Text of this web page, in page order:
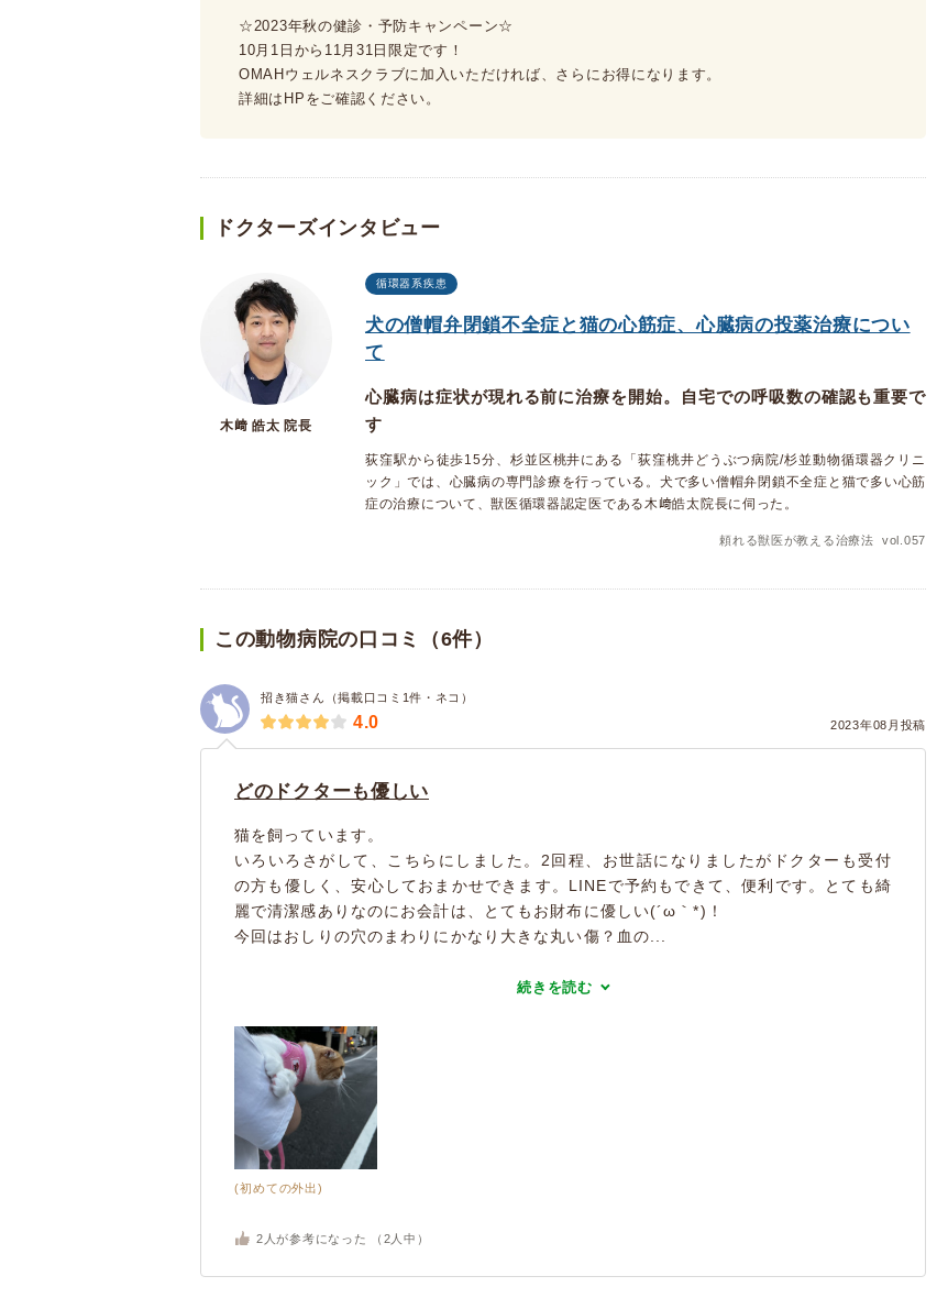
☆2023年秋の健診・予防キャンペーン☆
10月1日から11月31日限定です！
OMAHウェルネスクラブに加入いただければ、さらにお得になります。
詳細はHPをご確認ください。
ドクターズインタビュー
木﨑 皓太 院長
循環器系疾患
犬の僧帽弁閉鎖不全症と猫の心筋症、心臓病の投薬治療につい
て
心臓病は症状が現れる前に治療を開始。自宅での呼吸数の確認も重要で
す
荻窪駅から徒歩15分、杉並区桃井にある「荻窪桃井どうぶつ病院/杉並動物循環器クリニ
ック」では、心臓病の専門診療を行っている。犬で多い僧帽弁閉鎖不全症と猫で多い心筋
症の治療について、獣医循環器認定医である木﨑皓太院長に伺った。
頼れる獣医が教える治療法 vol.057
この動物病院の口コミ（6件）
招き猫さん（掲載口コミ1件・ネコ）
2023年08月投稿
4.0
どのドクターも優しい
猫を飼っています。
いろいろさがして、こちらにしました。2回程、お世話になりましたがドクターも受付
の方も優しく、安心しておまかせできます。LINEで予約もできて、便利です。とても綺
麗で清潔感ありなのにお会計は、とてもお財布に優しい(´ω｀*)！
今回はおしりの穴のまわりにかなり大きな丸い傷？血の...
続きを読む
(初めての外出)
2 人が参考になった （ 2 人中）